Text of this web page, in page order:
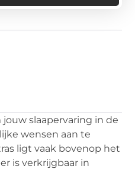
slaapervaring in de
wensen aan te
ligt vaak bovenop het
is verkrijgbaar in